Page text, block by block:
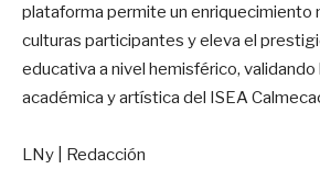
plataforma permite un enriquecimiento
culturas participantes y eleva el
educativa a nivel hemisférico, validando
académica y artística del ISEA
LNy | Redacción